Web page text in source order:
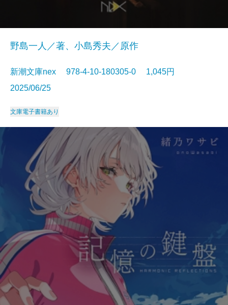
野島一人／著、小島秀夫／原作
新潮文庫nex 978-4-10-180305-0 1,045円
2025/06/25
文庫電子書籍あり